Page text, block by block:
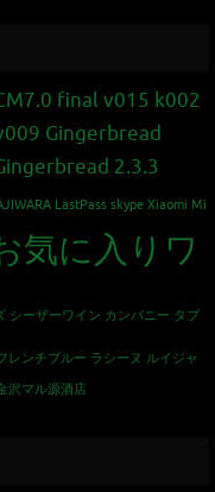
final v015 k002
Gingerbread
2.3.3
LastPass skype Xiaomi Mi
気に入りワ
シーザーワイン カンパニー タブ
レンチブルー ラシーヌ ルイジャ
沢マル源酒店